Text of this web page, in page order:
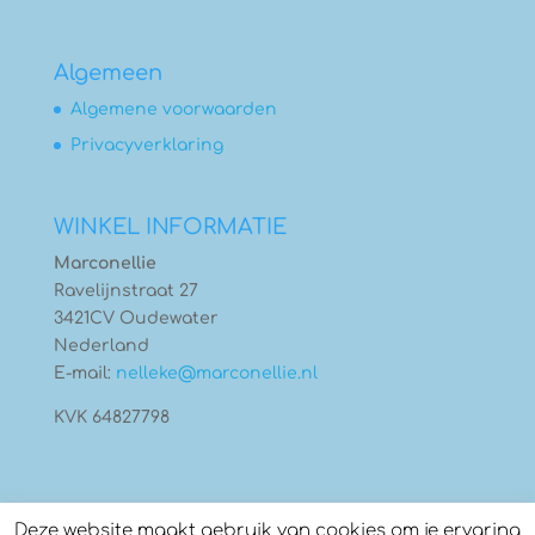
Algemeen
Algemene voorwaarden
Privacyverklaring
WINKEL INFORMATIE
Marconellie
Ravelijnstraat 27
3421CV Oudewater
Nederland
E-mail: nelleke@marconellie.nl
KVK 64827798